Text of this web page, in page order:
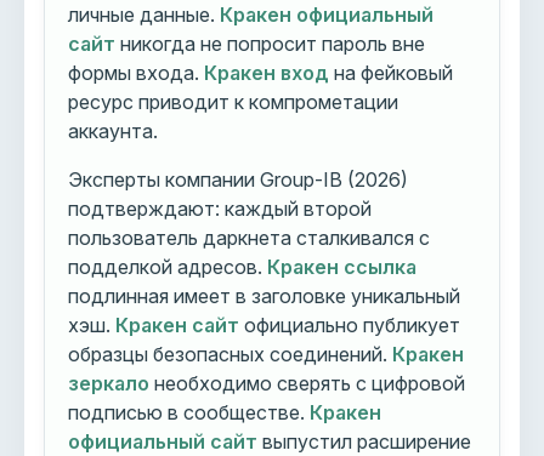
личные данные. Кракен официальный
сайт никогда не попросит пароль вне
формы входа. Кракен вход на фейковый
ресурс приводит к компрометации
аккаунта.
Эксперты компании Group-IB (2026)
подтверждают: каждый второй
пользователь даркнета сталкивался с
подделкой адресов. Кракен ссылка
подлинная имеет в заголовке уникальный
хэш. Кракен сайт официально публикует
образцы безопасных соединений. Кракен
зеркало необходимо сверять с цифровой
подписью в сообществе. Кракен
официальный сайт выпустил расширение